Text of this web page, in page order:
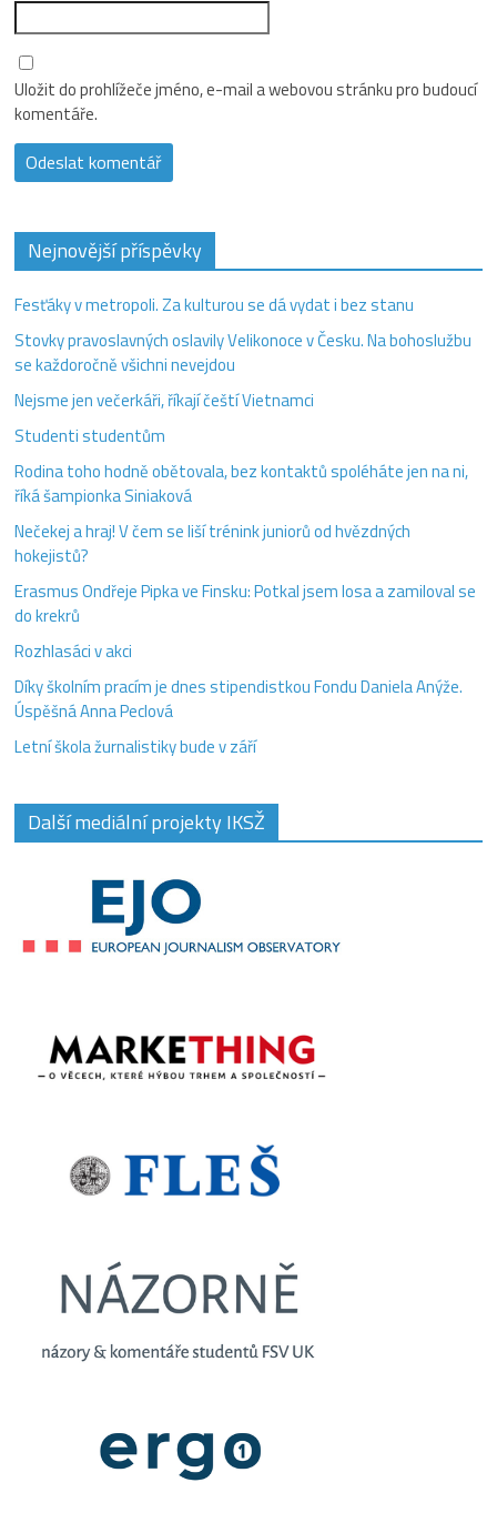
Uložit do prohlížeče jméno, e-mail a webovou stránku pro budoucí
komentáře.
Nejnovější příspěvky
Fesťáky v metropoli. Za kulturou se dá vydat i bez stanu
Stovky pravoslavných oslavily Velikonoce v Česku. Na bohoslužbu
se každoročně všichni nevejdou
Nejsme jen večerkáři, říkají čeští Vietnamci
Studenti studentům
Rodina toho hodně obětovala, bez kontaktů spoléháte jen na ni,
říká šampionka Siniaková
Nečekej a hraj! V čem se liší trénink juniorů od hvězdných
hokejistů?
Erasmus Ondřeje Pipka ve Finsku: Potkal jsem losa a zamiloval se
do krekrů
Rozhlasáci v akci
Díky školním pracím je dnes stipendistkou Fondu Daniela Anýže.
Úspěšná Anna Peclová
Letní škola žurnalistiky bude v září
Další mediální projekty IKSŽ